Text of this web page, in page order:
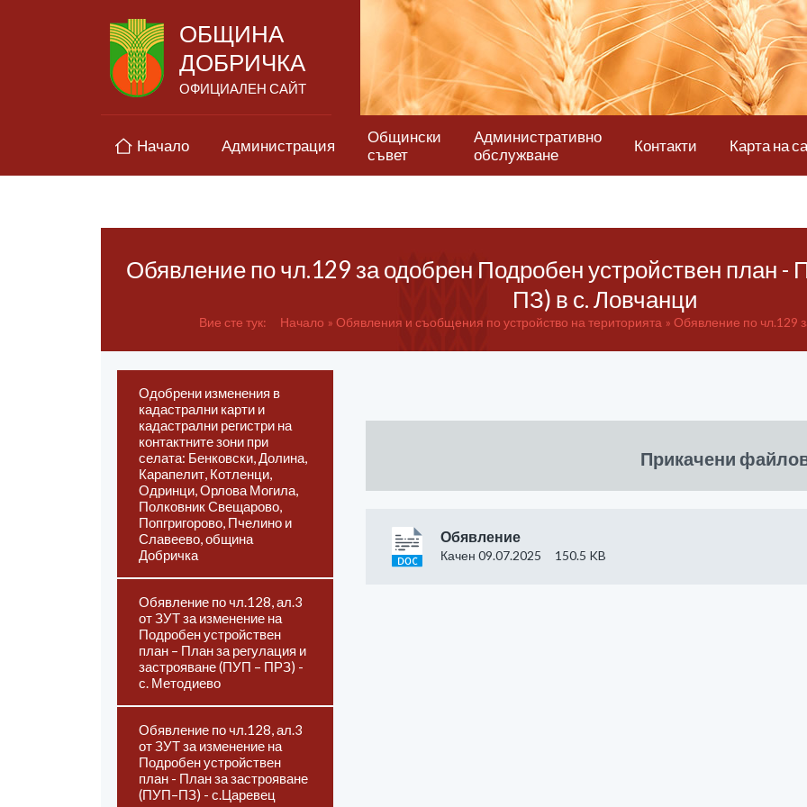
ОБЩИНА
ДОБРИЧКА
ОФИЦИАЛЕН САЙТ
Начало Администрация
Общински
съвет
Административно
обслужване
Контакти Карта на
Обявление по чл.129 за одобрен Подробен устройствен план -
ПЗ) в с. Ловчанци
Вие сте тук: Начало Обявления и съобщения по устройство на територията Обявление по чл.129
Одобрени изменения в
кадастрални карти и
кадастрални регистри на
контактните зони при
селата: Бенковски, Долина,
Карапелит, Котленци,
Одринци, Орлова Могила,
Полковник Свещарово,
Попгригорово, Пчелино и
Славеево, община
Добричка
Обявление по чл.128, ал.3
от ЗУТ за изменение на
Подробен устройствен
план – План за регулация и
застрояване (ПУП – ПРЗ) -
с. Методиево
Обявление по чл.128, ал.3
от ЗУТ за изменение на
Подробен устройствен
план - План за застрояване
(ПУП–ПЗ) - с.Царевец
Прикачени
Обявление
Качен 09.07.2025 150.5 KB